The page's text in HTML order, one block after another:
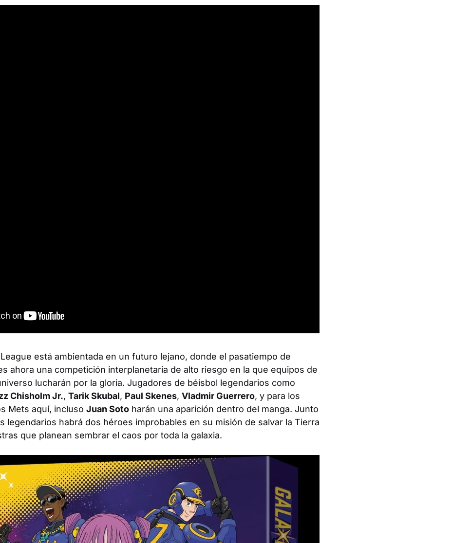
está ambientada en un futuro lejano, donde el pasatiempo de
ahora una competición interplanetaria de alto riesgo en la que equipos de
lucharán por la gloria. Jugadores de béisbol legendarios como
Chisholm Jr., Tarik Skubal, Paul Skenes, Vladmir Guerrero, y para los
Mets aquí, incluso Juan Soto harán una aparición dentro del manga. Junto
legendarios habrá dos héroes improbables en su misión de salvar la Tierra
que planean sembrar el caos por toda la galaxia.